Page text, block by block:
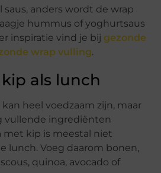
anders wordt de wrap
hummus of yoghurtsaus
inspiratie vind je bij gezonde
wrap vulling.
als lunch
heel voedzaam zijn, maar
vullende ingrediënten
met kip is meestal niet
lunch. Voeg daarom bonen,
quinoa, avocado of